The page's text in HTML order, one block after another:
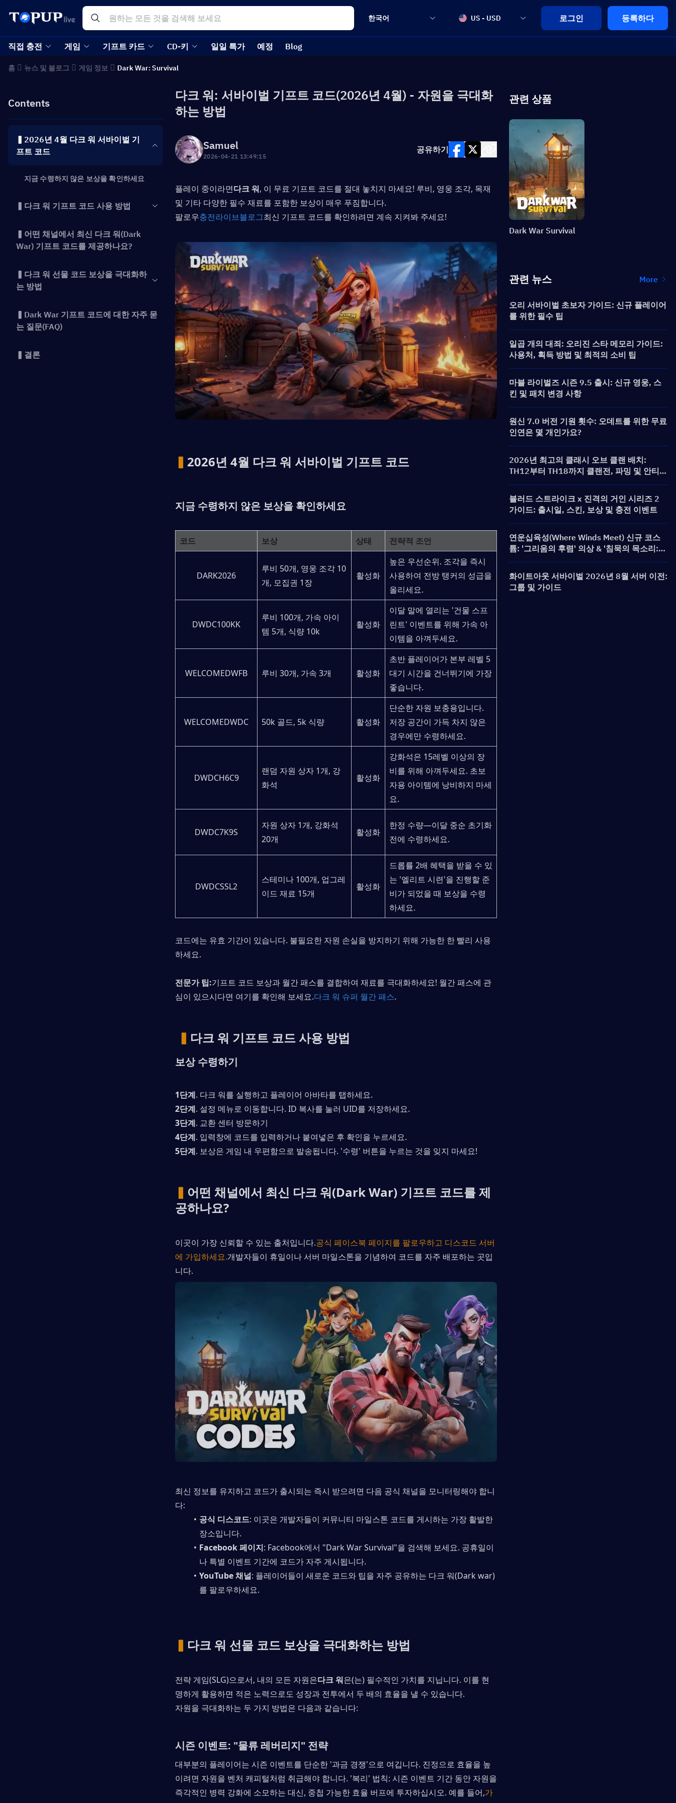
한국어 US - USD 로그인 등록하다
직접 충전 게임 기프트 카드 CD-키 일일 특가 예정 Blog
홈 뉴스 및 블로그 게임 정보 Dark War: Survival
Contents
▍2026년 4월 다크 워 서바이벌 기
프트 코드
지금 수령하지 않은 보상을 확인하세요
▍다크 워 기프트 코드 사용 방법
▍어떤 채널에서 최신 다크 워(Dark
War) 기프트 코드를 제공하나요?
▍다크 워 선물 코드 보상을 극대화하
는 방법
▍Dark War 기프트 코드에 대한 자주 묻
는 질문(FAQ)
▍결론
다크 워: 서바이벌 기프트 코드(2026년 4월) - 자원을 극대화
하는 방법
Samuel
2026-04-21 13:49:15
공유하기
플레이 중이라면다크 워, 이 무료 기프트 코드를 절대 놓치지 마세요! 루비, 영웅 조각, 목재
및 기타 다양한 필수 재료를 포함한 보상이 매우 푸짐합니다.
팔로우충전라이브블로그최신 기프트 코드를 확인하려면 계속 지켜봐 주세요!
▍ 2026년 4월 다크 워 서바이벌 기프트 코드
지금 수령하지 않은 보상을 확인하세요
코드 보상 상태 전략적 조언
DARK2026
루비 50개, 영웅 조각 10
개, 모집권 1장
활성화
높은 우선순위. 조각을 즉시
사용하여 전방 탱커의 성급을
올리세요.
DWDC100KK
루비 100개, 가속 아이
템 5개, 식량 10k
활성화
이달 말에 열리는 '건물 스프
린트' 이벤트를 위해 가속 아
이템을 아껴두세요.
WELCOMEDWFB 루비 30개, 가속 3개 활성화
초반 플레이어가 본부 레벨 5
대기 시간을 건너뛰기에 가장
좋습니다.
WELCOMEDWDC 50k 골드, 5k 식량 활성화
단순한 자원 보충용입니다.
저장 공간이 가득 차지 않은
경우에만 수령하세요.
DWDCH6C9
랜덤 자원 상자 1개, 강
화석
활성화
강화석은 15레벨 이상의 장
비를 위해 아껴두세요. 초보
자용 아이템에 낭비하지 마세
요.
DWDC7K9S
자원 상자 1개, 강화석
20개
활성화
한정 수량—이달 중순 초기화
전에 수령하세요.
DWDCSSL2
스테미나 100개, 업그레
이드 재료 15개
활성화
드롭률 2배 혜택을 받을 수 있
는 '엘리트 시련'을 진행할 준
비가 되었을 때 보상을 수령
하세요.
코드에는 유효 기간이 있습니다. 불필요한 자원 손실을 방지하기 위해 가능한 한 빨리 사용
하세요.
전문가 팁:기프트 코드 보상과 월간 패스를 결합하여 재료를 극대화하세요! 월간 패스에 관
심이 있으시다면 여기를 확인해 보세요.다크 워 슈퍼 월간 패스.
▍ 다크 워 기프트 코드 사용 방법
보상 수령하기
1단계. 다크 워를 실행하고 플레이어 아바타를 탭하세요.
2단계. 설정 메뉴로 이동합니다. ID 복사를 눌러 UID를 저장하세요.
3단계. 교환 센터 방문하기
4단계. 입력창에 코드를 입력하거나 붙여넣은 후 확인을 누르세요.
5단계. 보상은 게임 내 우편함으로 발송됩니다. '수령' 버튼을 누르는 것을 잊지 마세요!
▍ 어떤 채널에서 최신 다크 워(Dark War) 기프트 코드를 제
공하나요?
이곳이 가장 신뢰할 수 있는 출처입니다.공식 페이스북 페이지를 팔로우하고 디스코드 서버
에 가입하세요.개발자들이 휴일이나 서버 마일스톤을 기념하여 코드를 자주 배포하는 곳입
니다.
최신 정보를 유지하고 코드가 출시되는 즉시 받으려면 다음 공식 채널을 모니터링해야 합니
다:
공식 디스코드: 이곳은 개발자들이 커뮤니티 마일스톤 코드를 게시하는 가장 활발한
장소입니다.
Facebook 페이지: Facebook에서 "Dark War Survival"을 검색해 보세요. 공휴일이
나 특별 이벤트 기간에 코드가 자주 게시됩니다.
YouTube 채널: 플레이어들이 새로운 코드와 팁을 자주 공유하는 다크 워(Dark war)
를 팔로우하세요.
▍ 다크 워 선물 코드 보상을 극대화하는 방법
전략 게임(SLG)으로서, 내의 모든 자원은다크 워은(는) 필수적인 가치를 지닙니다. 이를 현
명하게 활용하면 적은 노력으로도 성장과 전투에서 두 배의 효율을 낼 수 있습니다.
자원을 극대화하는 두 가지 방법은 다음과 같습니다:
시즌 이벤트: "물류 레버리지" 전략
대부분의 플레이어는 시즌 이벤트를 단순한 '과금 경쟁'으로 여깁니다. 진정으로 효율을 높
이려면 자원을 벤처 캐피털처럼 취급해야 합니다. '복리' 법칙: 시즌 이벤트 기간 동안 자원을
즉각적인 병력 강화에 소모하는 대신, 중첩 가능한 효율 버프에 투자하십시오. 예를 들어,가
관련 상품
Dark War Survival
관련 뉴스 More
오리 서바이벌 초보자 가이드: 신규 플레이어
를 위한 필수 팁
일곱 개의 대죄: 오리진 스타 메모리 가이드:
사용처, 획득 방법 및 최적의 소비 팁
마블 라이벌즈 시즌 9.5 출시: 신규 영웅, 스
킨 및 패치 변경 사항
원신 7.0 버전 기원 횟수: 오데트를 위한 무료
인연은 몇 개인가요?
2026년 최고의 클래시 오브 클랜 배치:
TH12부터 TH18까지 클랜전, 파밍 및 안티 3
스타 배치
블러드 스트라이크 x 진격의 거인 시리즈 2
가이드: 출시일, 스킨, 보상 및 충전 이벤트
연운십육성(Where Winds Meet) 신규 코스
튬: '그리움의 후렴' 의상 & '침묵의 목소리:
문장 아리아' 무기 스킨 출시!
화이트아웃 서바이벌 2026년 8월 서버 이전:
그룹 및 가이드